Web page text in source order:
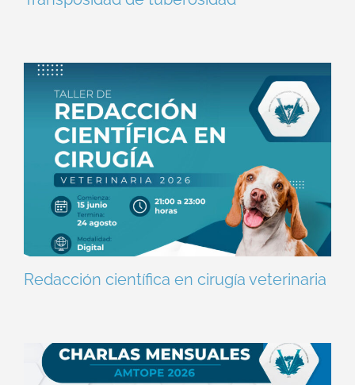
Redacción científica en cirugía veterinaria